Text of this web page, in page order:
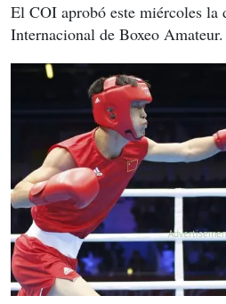
El COI aprobó este miércoles la
Internacional de Boxeo Amateur.